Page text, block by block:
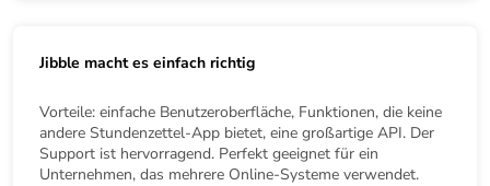
Jibble macht es einfach richtig
Vorteile: einfache Benutzeroberfläche, Funktionen, die keine
andere Stundenzettel-App bietet, eine großartige API. Der
Support ist hervorragend. Perfekt geeignet für ein
Unternehmen, das mehrere Online-Systeme verwendet.